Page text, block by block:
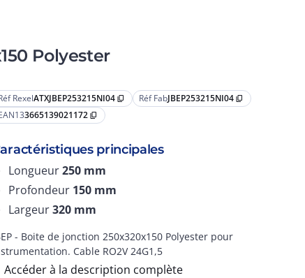
Polyester
RexelATXJBEP253215NI04 content_copy Réf FabJBEP253215NI04 content_copy
3665139021172 content_copy
principales
Longueur250 mm
Profondeur 150 mm
Largeur320 mm
- Boite de jonction 250x320x150 Polyester pour
Cable RO2V 24G1,5
Accéder à la description complète